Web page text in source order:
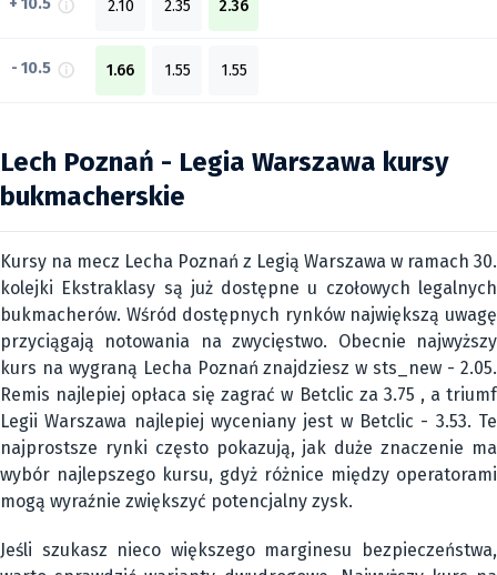
+ 10.5 2.10 2.35 2.36
- 10.5 1.66 1.55 1.55
Lech Poznań - Legia Warszawa kursy
bukmacherskie
Kursy na mecz Lecha Poznań z Legią Warszawa w ramach 30.
kolejki Ekstraklasy są już dostępne u czołowych legalnych
bukmacherów. Wśród dostępnych rynków największą uwagę
przyciągają notowania na zwycięstwo. Obecnie najwyższy
kurs na wygraną Lecha Poznań znajdziesz w sts_new - 2.05.
Remis najlepiej opłaca się zagrać w Betclic za 3.75 , a triumf
Legii Warszawa najlepiej wyceniany jest w Betclic - 3.53. Te
najprostsze rynki często pokazują, jak duże znaczenie ma
wybór najlepszego kursu, gdyż różnice między operatorami
mogą wyraźnie zwiększyć potencjalny zysk.
Jeśli szukasz nieco większego marginesu bezpieczeństwa,